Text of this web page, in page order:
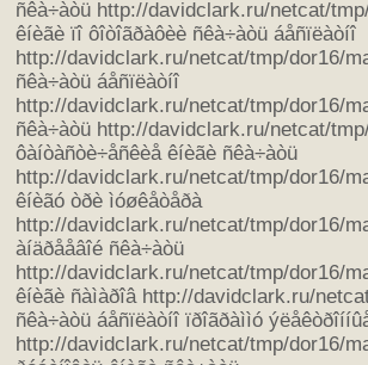
ñêà÷àòü http://davidclark.ru/netcat/
êíèãè ïî ôîòîãðàôèè ñêà÷àòü áåñïëàòíî
http://davidclark.ru/netcat/tmp/dor16/
ñêà÷àòü áåñïëàòíî
http://davidclark.ru/netcat/tmp/dor16/
ñêà÷àòü http://davidclark.ru/netcat/
ôàíòàñòè÷åñêèå êíèãè ñêà÷àòü
http://davidclark.ru/netcat/tmp/dor16/
êíèãó òðè ìóøêåòåðà
http://davidclark.ru/netcat/tmp/dor16/
àíäðååâîé ñêà÷àòü
http://davidclark.ru/netcat/tmp/dor16/
êíèãè ñàìàðîâ http://davidclark.ru/
ñêà÷àòü áåñïëàòíî ïðîãðàììó
http://davidclark.ru/netcat/tmp/dor16/